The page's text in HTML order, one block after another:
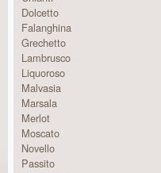
Dolcetto
Falanghina
Grechetto
Lambrusco
Liquoroso
Malvasia
Marsala
Merlot
Moscato
Novello
Passito